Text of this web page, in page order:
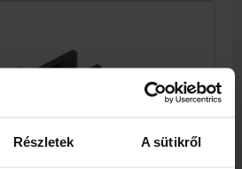
Részletek A sütikről